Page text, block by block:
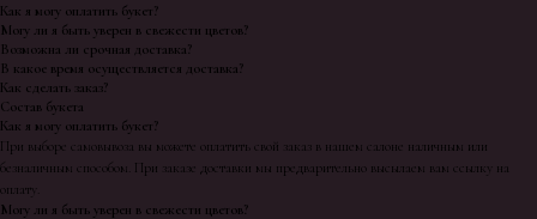
Как я могу оплатить букет?
Могу ли я быть уверен в свежести цветов?
Возможна ли срочная доставка?
В какое время осуществляется доставка?
Как сделать заказ?
Состав букета
Как я могу оплатить букет?
При выборе самовывоза вы можете оплатить свой заказ в нашем салоне наличным или
безналичным способом. При заказе доставки мы предварительно высылаем вам ссылку на
оплату.
Могу ли я быть уверен в свежести цветов?